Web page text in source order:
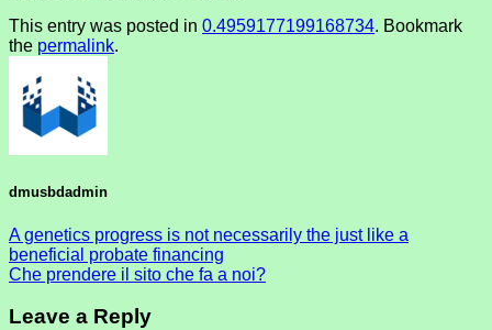
This entry was posted in 0.4959177199168734. Bookmark
the permalink.
dmusbdadmin
A genetics progress is not necessarily the just like a
beneficial probate financing
Che prendere il sito che fa a noi?
Leave a Reply